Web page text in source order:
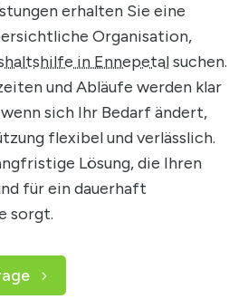
erhalten Sie eine
Organisation,
in Ennepetalsuchen.
und Abläufe werden klar
sich Ihr Bedarf ändert,
flexibel und verlässlich.
Lösung, die Ihren
für ein dauerhaft
sorgt.